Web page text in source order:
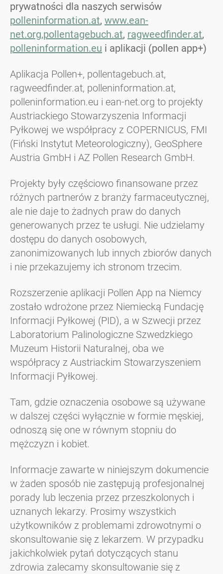
prywatności dla naszych serwisów
polleninformation.at, www.ean-
net.org,pollentagebuch.at, ragweedfinder.at,
polleninformation.eu i aplikacji (pollen app+)
Aplikacja Pollen+, pollentagebuch.at,
ragweedfinder.at, polleninformation.at,
polleninformation.eu i ean-net.org to projekty
Austriackiego Stowarzyszenia Informacji
Pyłkowej we współpracy z COPERNICUS, FMI
(Fiński Instytut Meteorologiczny), GeoSphere
Austria GmbH i AZ Pollen Research GmbH.
Projekty były częściowo finansowane przez
różnych partnerów z branży farmaceutycznej,
ale nie daje to żadnych praw do danych
generowanych przez te usługi. Nie udzielamy
dostępu do danych osobowych,
zanonimizowanych lub innych zbiorów danych
i nie przekazujemy ich stronom trzecim.
Rozszerzenie aplikacji Pollen App na Niemcy
zostało wdrożone przez Niemiecką Fundację
Informacji Pyłkowej (PID), a w Szwecji przez
Laboratorium Palinologiczne Szwedzkiego
Muzeum Historii Naturalnej, oba we
współpracy z Austriackim Stowarzyszeniem
Informacji Pyłkowej.
Tam, gdzie oznaczenia osobowe są używane
w dalszej części wyłącznie w formie męskiej,
odnoszą się one w równym stopniu do
mężczyzn i kobiet.
Informacje zawarte w niniejszym dokumencie
w żaden sposób nie zastępują profesjonalnej
porady lub leczenia przez przeszkolonych i
uznanych lekarzy. Prosimy wszystkich
użytkowników z problemami zdrowotnymi o
skonsultowanie się z lekarzem. W przypadku
jakichkolwiek pytań dotyczących stanu
zdrowia zalecamy skonsultowanie się z